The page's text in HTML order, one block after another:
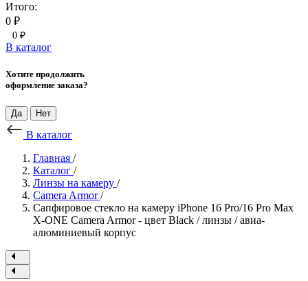
Итого:
0 ₽
0 ₽
В каталог
Хотите продолжить
оформление заказа?
Да Нет
В каталог
Главная /
Каталог /
Линзы на камеру /
Camera Armor/
Сапфировое стекло на камеру iPhone 16 Pro/16 Pro Max
X-ONE Camera Armor - цвет Black / линзы / авиа-
алюминиевый корпус